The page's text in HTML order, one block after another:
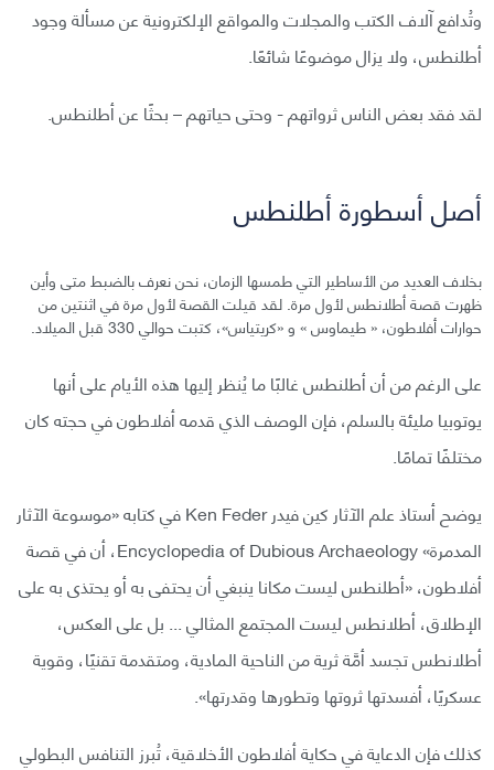
وتُدافع آلاف الكتب والمجلات والمواقع الإلكترونية عن مسألة وجود
أطلنطس، ولا يزال موضوعًا شائعًا.
لقد فقد بعض الناس ثرواتهم - وحتى حياتهم – بحثًا عن أطلنطس.
أصل أسطورة أطلنطس
بخلاف العديد من الأساطير التي طمسها الزمان، نحن نعرف بالضبط متى وأين
ظهرت قصة أطلانطس لأول مرة. لقد قيلت القصة لأول مرة في اثنتين من
حوارات أفلاطون، « طيماوس » و «كريتياس»، كتبت حوالي 330 قبل الميلاد.
على الرغم من أن أطلنطس غالبًا ما يُنظر إليها هذه الأيام على أنها
يوتوبيا مليئة بالسلم، فإن الوصف الذي قدمه أفلاطون في حجته كان
مختلفًا تمامًا.
يوضح أستاذ علم الآثار كين فيدر Ken Feder في كتابه «موسوعة الآثار
المدمرة» Encyclopedia of Dubious Archaeology، أن في قصة
أفلاطون، «أطلنطس ليست مكانا ينبغي أن يحتفى به أو يحتذى به على
الإطلاق، أطلانطس ليست المجتمع المثالي ... بل على العكس،
أطلانطس تجسد أمَّة ثرية من الناحية المادية، ومتقدمة تقنيًا، وقوية
عسكريًا، أفسدتها ثروتها وتطورها وقدرتها».
كذلك فإن الدعاية في حكاية أفلاطون الأخلاقية، تُبرز التنافس البطولي